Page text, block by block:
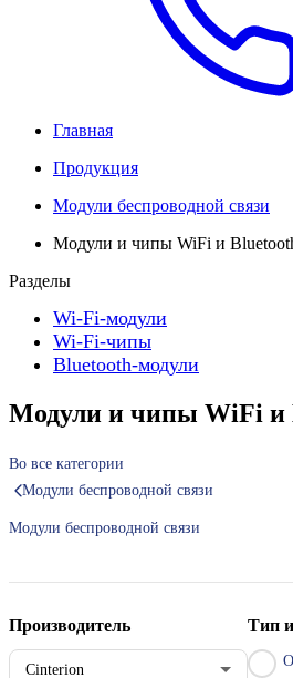
Главная
Продукция
Модули беспроводной связи
Модули и чипы WiFi и
Разделы
Wi-Fi-модули
Wi-Fi-чипы
Bluetooth-модули
Модули и чипы WiFi и
Во все категории
Модули беспроводной связи
Модули беспроводной связи
Производитель
Cinterion
Тип